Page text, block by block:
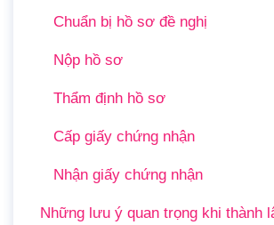
Chuẩn bị hồ sơ đề nghị
Nộp hồ sơ
Thẩm định hồ sơ
Cấp giấy chứng nhận
Nhận giấy chứng nhận
Những lưu ý quan trọng khi thành